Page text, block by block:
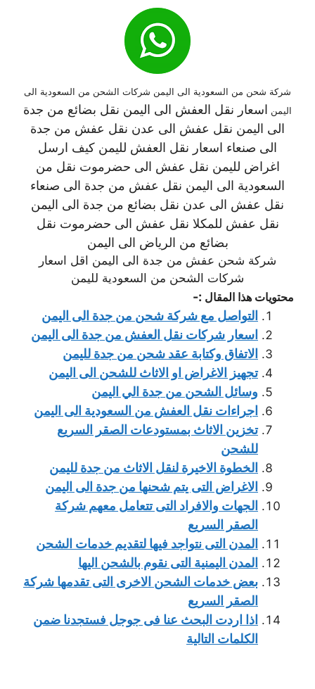
شركة شحن من السعودية الى اليمن شركات الشحن من السعودية الى
اليمن اسعار نقل العفش الى اليمن نقل بضائع من جدة
الى اليمن نقل عفش الى عدن نقل عفش من جدة
الى صنعاء اسعار نقل العفش لليمن كيف ارسل
اغراض لليمن نقل عفش الى حضرموت نقل من
السعودية الى اليمن نقل عفش من جدة الى صنعاء
نقل عفش الى عدن نقل بضائع من جدة الى اليمن
نقل عفش للمكلا نقل عفش الى حضرموت نقل
بضائع من الرياض الى اليمن
شركة شحن عفش من جدة الى اليمن اقل اسعار
شركات الشحن من السعودية لليمن
محتويات هذا المقال:-
التواصل مع شركة شحن من جدة الى اليمن
اسعار شركات نقل العفش من جدة الى اليمن
الاتفاق وكتابة عقد شحن من جدة لليمن
تجهيز الاغراض او الاثاث للشحن الى اليمن
وسائل الشحن من جدة الي اليمن
اجراءات نقل العفش من السعودية الى اليمن
تخزين الاثاث بمستودعات الصقر السريع
للشحن
الخطوة الاخيرة لنقل الاثاث من جدة لليمن
الاغراض التى يتم شحنها من جدة الى اليمن
الجهات والافراد التى تتعامل معهم شركة
الصقر السريع
المدن التى نتواجد فيها لتقديم خدمات الشحن
المدن اليمنية التى نقوم بالشحن اليها
بعض خدمات الشحن الاخرى التى تقدمها شركة
الصقر السريع
اذا اردت البحث عنا فى جوجل فستجدنا ضمن
الكلمات التالية